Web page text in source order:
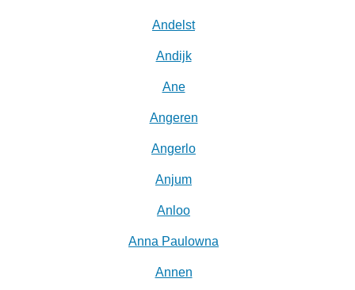
Andelst
Andijk
Ane
Angeren
Angerlo
Anjum
Anloo
Anna Paulowna
Annen